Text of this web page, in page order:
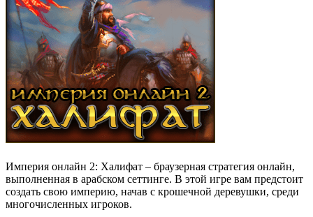
Империя онлайн 2: Халифат – браузерная стратегия онлайн,
выполненная в арабском сеттинге. В этой игре вам предстоит
создать свою империю, начав с крошечной деревушки, среди
многочисленных игроков.